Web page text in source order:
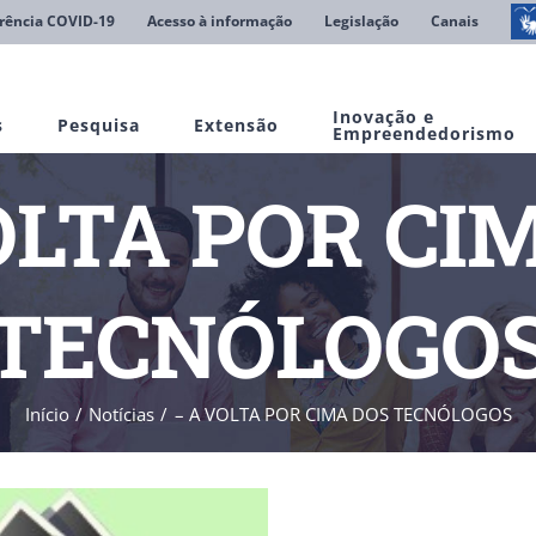
COVID-19 Acesso à informação Legislação Canais
Pesquisa Extensão Inovação e
Empreendedorismo
POR
Início Notícias – A VOLTA POR CIMA DOS TECNÓLOGOS